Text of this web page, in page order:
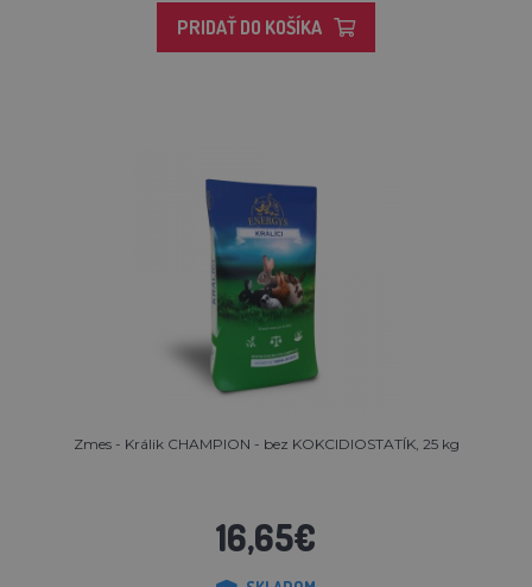
PRIDAŤ DO KOŠÍKA
Zmes - Králik CHAMPION - bez KOKCIDIOSTATÍK, 25 kg
16,65€